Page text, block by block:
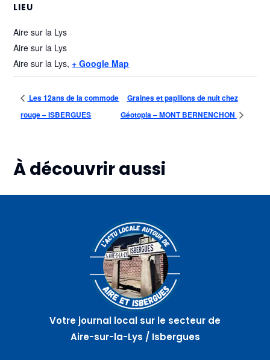
LIEU
Aire sur la Lys
Aire sur la Lys
Aire sur la Lys, + Google Map
Les 12ans de la commode
rouge – ISBERGUES
Graines et papillons de nuit chez
Géotopia – MONT BERNENCHON
À découvrir aussi
GUARBECQUE
Plus d'informations
Atelier
nœuds
de
marinier
– AIRE
SUR
LA LYS
Plus d'informations
La
vieille
ville en
randonnée
–
THEROUANNE
Plus d'informations
Votre journal local sur le secteur de
Aire-sur-la-Lys / Isbergues